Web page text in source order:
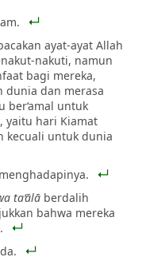
ayat-ayat Allah
nakuti, namun
bagi mereka,
dunia dan merasa
ber‘amal untuk
yaitu hari Kiamat
kecuali untuk dunia
ta‘ālā berdalih
bahwa mereka